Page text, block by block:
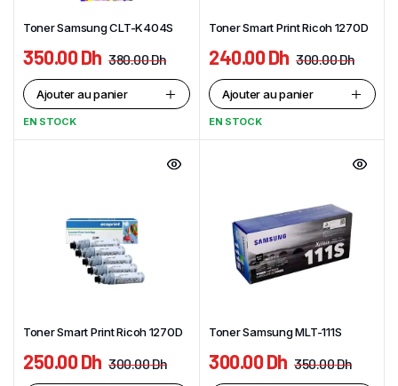
Toner Samsung CLT-K404S
380.00Dh
350.00Dh
Ajouter au panier
EN STOCK
Toner Smart Print Ricoh 1270D
300.00Dh
240.00Dh
Ajouter au panier
EN STOCK
Toner Smart Print Ricoh 1270D
300.00Dh
250.00Dh
Toner Samsung MLT-111S
350.00Dh
300.00Dh